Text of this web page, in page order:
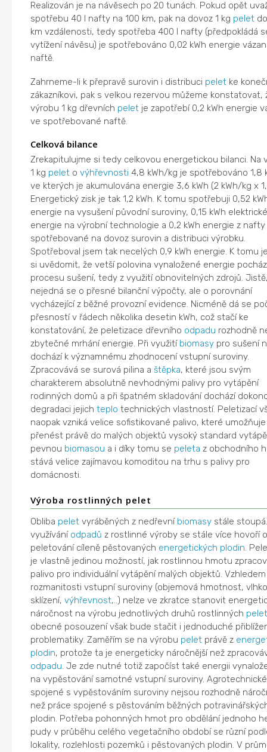
Realizován je na návěsech po 20 tunách. Pokud opět
spotřebu 40 l nafty na 100 km, pak na dovoz 1 kg peletdo
km vzdálenosti, tedy spotřeba 400 l nafty (předpokládá
vytížení návěsu) je spotřebováno 0,02 kWh energie
naftě.
Zahrneme-li k přepravě surovin i distribuci peletke
zákazníkovi, pak s velkou rezervou můžeme konstatovat,
výrobu 1 kg dřevních peletje zapotřebí 0,2 kWh energie
ve spotřebované naftě.
Celková bilance
Zrekapitulujme si tedy celkovou energetickou bilanci. Na
1 kg peleto výhřevnosti 4,8 kWh/kg je spotřebováno 1,8
ve kterých je akumulována energie 3,6 kWh (2 kWh/kg x
Energetický zisk je tak 1,2 kWh. K tomu spotřebuji 0,52
energie na vysušení původní suroviny, 0,15 kWh elektrické
energie na výrobní technologie a 0,2 kWh energie z nafty
spotřebované na dovoz surovin a distribuci výrobku.
Spotřeboval jsem tak necelých 0,9 kWh energie. K tomu
si uvědomit, že vetší polovina vynaložené energie
procesu sušení, tedy z využití obnovitelných zdrojů.
nejedná se o přesné bilanční výpočty, ale o porovnání
vycházející z běžné provozní evidence. Nicméně dá se
přesností v řádech několika desetin kWh, což stačí ke
konstatování, že peletizace dřevního odpadu rozhodně
zbytečné mrhání energie. Při využití biomasypro sušení
dochází k významnému zhodnocení vstupní suroviny.
Zpracovává se surová pilina a štěpka, které jsou svým
charakterem absolutně nevhodnými palivy pro vytápění
rodinných domů a při špatném skladování dochází
degradaci jejich teplo technických vlastností. Peletizací
naopak vzniká velice sofistikované palivo, které umožňuje
přenést právě do malých objektů vysoký standard
pevnou biomasou a i díky tomu se peleta z obchodního
stává velice zajímavou komoditou na trhu s palivy pro
domácnosti.
Výroba rostlinných pelet
Obliba peletvyráběných z nedřevní biomasystále
využívání odpadů z rostlinné výroby se stále více hovoří o
peletování cíleně pěstovaných energetických plodin.
je vlastně jedinou možností, jak rostlinnou hmotu
palivo pro individuální vytápění malých objektů.
rozmanitosti vstupní suroviny (objemová hmotnost,
sklízení, výhřevnost,..) nelze ve zkratce stanovit
náročnost na výrobu jednotlivých druhů rostlinných pelet
obecné posouzení však bude stačit i jednoduché
problematiky. Zaměřím se na výrobu peletprávě z
plodin, protože ta je energeticky náročnější než
odpadu. Je zde nutné totiž započíst také energii
na vypěstování samotné vstupní suroviny.
spojené s vypěstováním suroviny nejsou rozhodně
než práce spojené s pěstováním běžných
plodin. Potřeba pohonných hmot pro obdělání jednoho
pudy v průběhu celého vegetačního období se různí
lokality, rozlehlosti pozemků i pěstovaných plodin. V